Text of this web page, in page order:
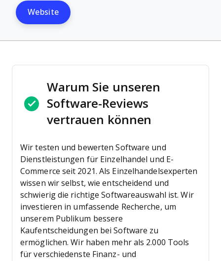
Website
Warum Sie unseren
Software-Reviews
vertrauen können
Wir testen und bewerten Software und
Dienstleistungen für Einzelhandel und E-
Commerce seit 2021. Als Einzelhandelsexperten
wissen wir selbst, wie entscheidend und
schwierig die richtige Softwareauswahl ist. Wir
investieren in umfassende Recherche, um
unserem Publikum bessere
Kaufentscheidungen bei Software zu
ermöglichen. Wir haben mehr als 2.000 Tools
für verschiedenste Finanz- und